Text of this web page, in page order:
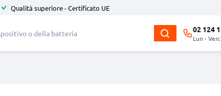
Qualità superiore - Certificato UE
02 124
Lun -